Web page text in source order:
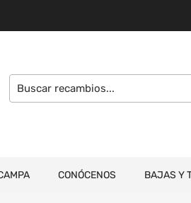
CONÓCENOS BAJAS Y